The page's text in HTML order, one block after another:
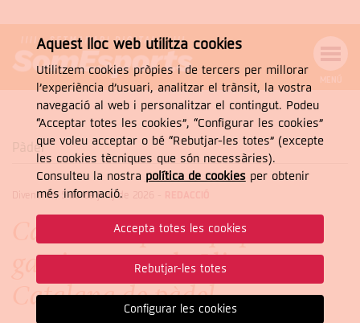
NAVEGACIÓ
MENÚ
Cercar
CERCAR
Pàdel
Divendres, 5 de de juny de 2026
Cara i creu pels equips
garriguencs a la Lliga
Catalana de pàdel
Aquest lloc web utilitza cookies
Utilitzem cookies pròpies i de tercers per millorar
l’experiència d’usuari, analitzar el trànsit, la vostra
navegació al web i personalitzar el contingut. Podeu
“Acceptar totes les cookies”, “Configurar les cookies”
que voleu acceptar o bé “Rebutjar-les totes” (excepte
les cookies tècniques que són necessàries).
Consulteu la nostra política de cookiesper obtenir
més informació.
Accepta totes les cookies
Rebutjar-les totes
Configurar les cookies